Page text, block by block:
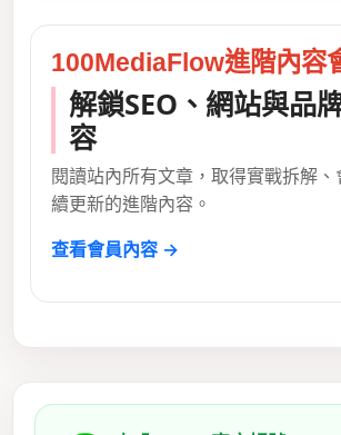
100MediaFlow進階內容
解鎖SEO、網站與品
容
閱讀站內所有文章，取得實戰拆解
續更新的進階內容。
查看會員內容 →